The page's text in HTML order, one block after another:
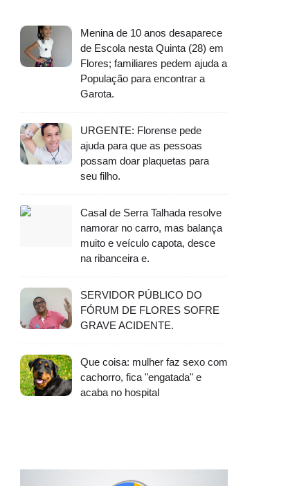
Menina de 10 anos desaparece
de Escola nesta Quinta (28) em
Flores; familiares pedem ajuda a
População para encontrar a
Garota.
URGENTE: Florense pede
ajuda para que as pessoas
possam doar plaquetas para
seu filho.
Casal de Serra Talhada resolve
namorar no carro, mas balança
muito e veículo capota, desce
na ribanceira e.
SERVIDOR PÚBLICO DO
FÓRUM DE FLORES SOFRE
GRAVE ACIDENTE.
Que coisa: mulher faz sexo com
cachorro, fica "engatada" e
acaba no hospital